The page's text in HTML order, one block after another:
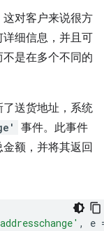
对客户来说很方
细信息，并且可
是在多个不同的
送货地址，系统
事件。此事件
额，并将其返回
, e